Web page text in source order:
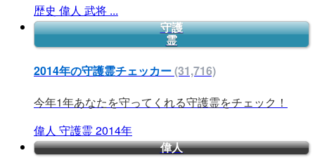
歴史 偉人 武将 ...
守護
霊
2014年の守護霊チェッカー(31,716)
今年1年あなたを守ってくれる守護霊をチェック！
偉人 守護霊 2014年
偉人